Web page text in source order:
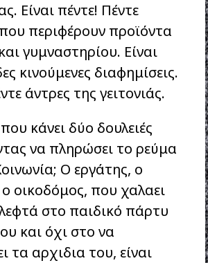
Είναι πέντε! Πέντε
περιφέρουν προϊόντα
γυμναστηρίου. Είναι
κινούμενες διαφημίσεις.
άντρες της γειτονιάς.
κάνει δύο δουλειές
να πληρώσει το ρεύμα
Ο εργάτης, ο
ο οικοδόμος, που χαλαει
στο παιδικό πάρτυ
και όχι στο να
τα αρχιδια του, είναι